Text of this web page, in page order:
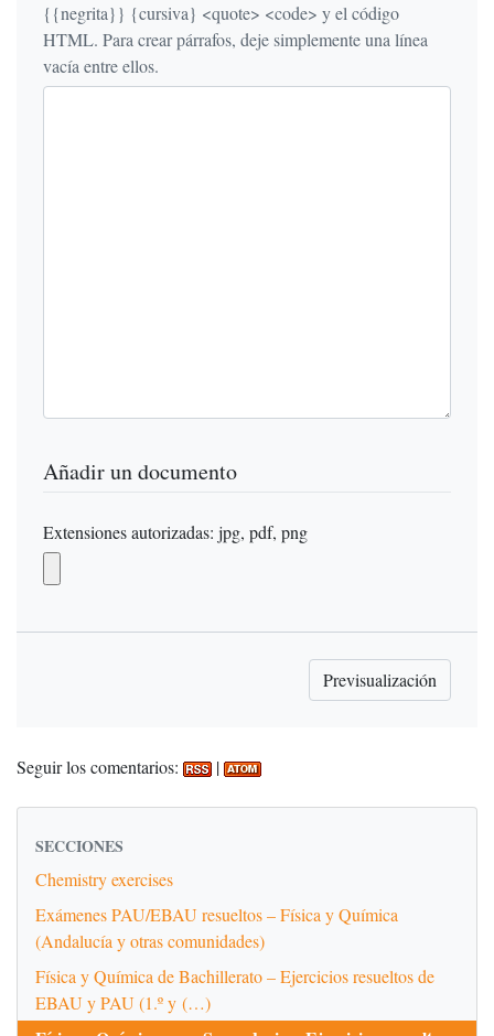
{{negrita}} {cursiva} <quote> <code> y el código
HTML. Para crear párrafos, deje simplemente una línea
vacía entre ellos.
Añadir un documento
Extensiones autorizadas: jpg, pdf, png
Seguir los comentarios: |
SECCIONES
Chemistry exercises
Exámenes PAU/EBAU resueltos – Física y Química
(Andalucía y otras comunidades)
Física y Química de Bachillerato – Ejercicios resueltos de
EBAU y PAU (1.º y (…)